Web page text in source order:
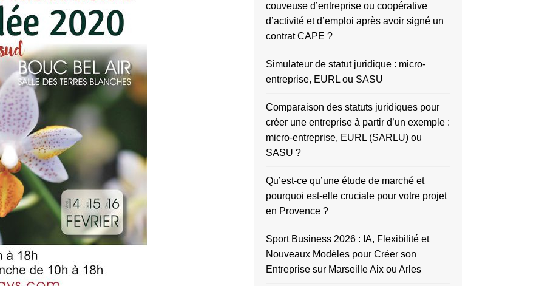
couveuse d’entreprise ou coopérative
d’activité et d’emploi après avoir signé un
contrat CAPE ?
Simulateur de statut juridique : micro-
entreprise, EURL ou SASU
Comparaison des statuts juridiques pour
créer une entreprise à partir d’un exemple :
micro-entreprise, EURL (SARLU) ou
SASU ?
Qu’est-ce qu’une étude de marché et
pourquoi est-elle cruciale pour votre projet
en Provence ?
Sport Business 2026 : IA, Flexibilité et
Nouveaux Modèles pour Créer son
Entreprise sur Marseille Aix ou Arles